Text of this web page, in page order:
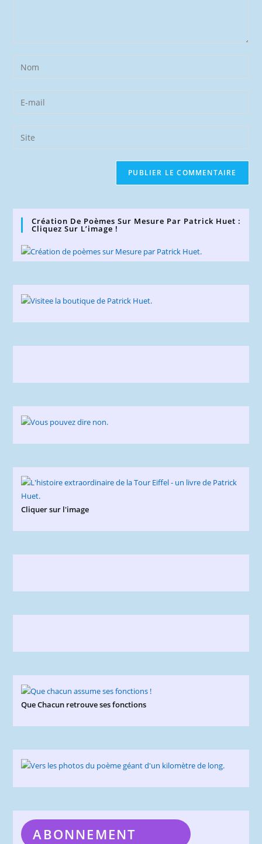
Enter
your
name
comment
Enter
your
email
address
Saisir
l’URL
Création De Poèmes Sur Mesure Par Patrick Huet :
Cliquez Sur L’image !
Cliquer sur l'image
Que Chacun retrouve ses fonctions
ABONNEMENT